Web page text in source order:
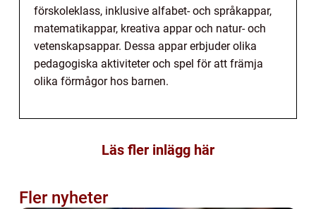
förskoleklass, inklusive alfabet- och språkappar,
matematikappar, kreativa appar och natur- och
vetenskapsappar. Dessa appar erbjuder olika
pedagogiska aktiviteter och spel för att främja
olika förmågor hos barnen.
Läs fler inlägg här
Fler nyheter